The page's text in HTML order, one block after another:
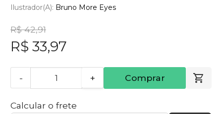
Ilustrador(a): Bruno More Eyes
R$ 42,91
R$ 33,97
- + Comprar
Calcular o frete